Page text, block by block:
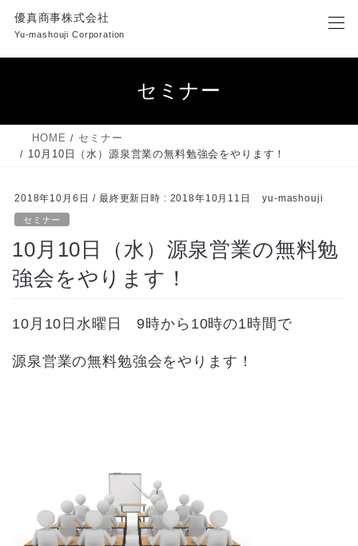
ン
キ
ー
に
優真商事株式会社
Yu-mashouji Corporation
セミナー
HOME
セミナー
10月10日（水）源泉営業の無料勉強会をやります！
2018年10月6日 / 最終更新日時 : 2018年10月11日 yu-mashouji
セミナー
10月10日（水）源泉営業の無料勉
強会をやります！
10月10日水曜日 9時から10時の1時間で
源泉営業の無料勉強会をやります！